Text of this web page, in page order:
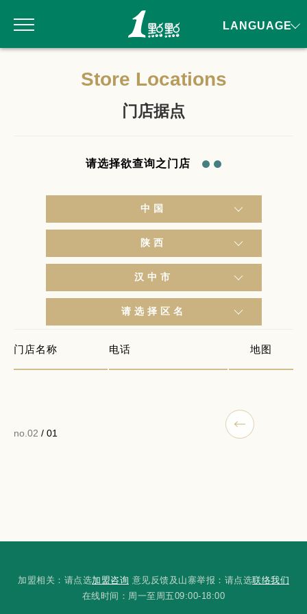
Store Locations
门店据点
请选择欲查询之门店
中国
陕西
汉中市
请选择区名
门店名称 电话 地图
no.02 / 01
加盟相关：请点选加盟咨询 意见反馈及山寨举报：请点选联络我们
在线时间：周一至周五09:00-18:00
LANGUAGE